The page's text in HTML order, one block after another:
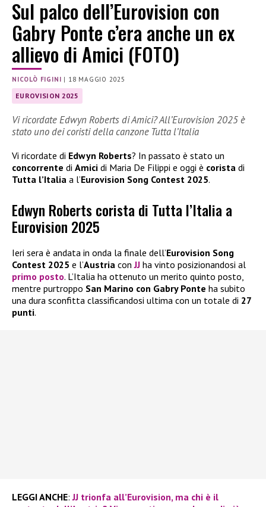
Sul palco dell’Eurovision con
Gabry Ponte c’era anche un ex
allievo di Amici (FOTO)
NICOLÒ FIGINI | 18 MAGGIO 2025
EUROVISION 2025
Vi ricordate Edwyn Roberts di Amici? All’Eurovision 2025 è
stato uno dei coristi della canzone Tutta l’Italia
Vi ricordate di Edwyn Roberts? In passato è stato un
concorrente di Amici di Maria De Filippi e oggi è corista di
Tutta l’Italia a l’Eurovision Song Contest 2025.
Edwyn Roberts corista di Tutta l’Italia a
Eurovision 2025
Ieri sera è andata in onda la finale dell’Eurovision Song
Contest 2025 e l’Austria conJJ ha vinto posizionandosi al
primo posto. L’Italia ha ottenuto un merito quinto posto,
mentre purtroppo San Marino con Gabry Ponte ha subito
una dura sconfitta classificandosi ultima con un totale di 27
punti.
LEGGI ANCHE:JJ trionfa all’Eurovision, ma chi è il